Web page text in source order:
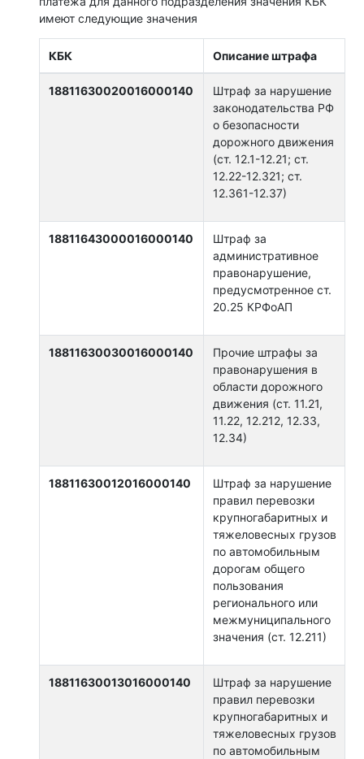
имеют следующие значения
КБК Описание штрафа
18811630020016000140
Штраф за нарушение
законодательства РФ
о безопасности
дорожного движения
(ст. 12.1-12.21; ст.
12.22-12.321; ст.
12.361-12.37)
18811643000016000140
Штраф за
административное
правонарушение,
предусмотренное ст.
20.25 КРФоАП
18811630030016000140
Прочие штрафы за
правонарушения в
области дорожного
движения (ст. 11.21,
11.22, 12.212, 12.33,
12.34)
18811630012016000140
Штраф за нарушение
правил перевозки
крупногабаритных и
тяжеловесных грузов
по автомобильным
дорогам общего
пользования
регионального или
межмуниципального
значения (ст. 12.211)
18811630013016000140
Штраф за нарушение
правил перевозки
крупногабаритных и
тяжеловесных грузов
по автомобильным